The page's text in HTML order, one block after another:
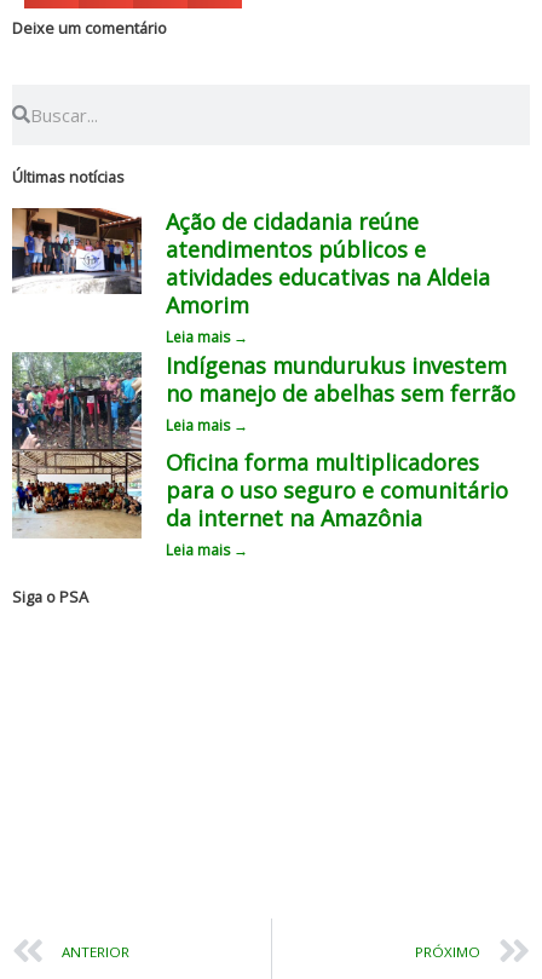
Deixe um comentário
Últimas notícias
Ação de cidadania reúne
atendimentos públicos e
atividades educativas na Aldeia
Amorim
Leia mais →
Indígenas mundurukus investem
no manejo de abelhas sem ferrão
Leia mais →
Oficina forma multiplicadores
para o uso seguro e comunitário
da internet na Amazônia
Leia mais →
Siga o PSA
Prev
ANTERIOR PRÓXIMO